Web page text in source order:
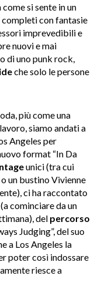
si sente in un
completi con fantasie
imprevedibili e
nuovi e mai
di uno punk rock,
che solo le persone
più come una
siamo andati a
Angeles per
format “In Da
unici (tra cui
un bustino Vivienne
ci ha raccontato
cominciare da un
del percorso
Judging”, del suo
a Los Angeles la
poter così indossare
riesce a